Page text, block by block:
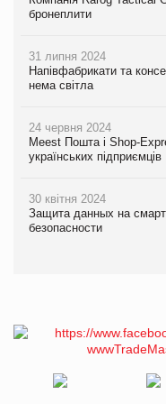
бронеплити
31 липня 2024
Напівфабрикати та
нема світла
24 червня 2024
Meest Пошта і Shop-
українських підприємців
30 квітня 2024
Защита данных на
безопасности